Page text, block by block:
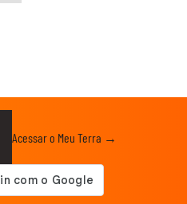
Acessar o Meu Terra →